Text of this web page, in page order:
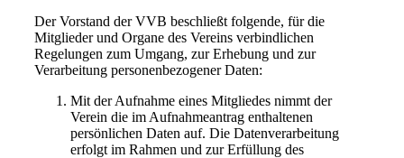
Der Vorstand der VVB beschließt folgende, für die
Mitglieder und Organe des Vereins verbindlichen
Regelungen zum Umgang, zur Erhebung und zur
Verarbeitung personenbezogener Daten:
Mit der Aufnahme eines Mitgliedes nimmt der
Verein die im Aufnahmeantrag enthaltenen
persönlichen Daten auf. Die Datenverarbeitung
erfolgt im Rahmen und zur Erfüllung des